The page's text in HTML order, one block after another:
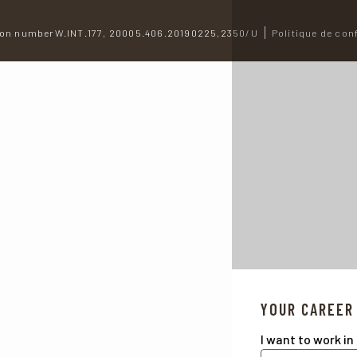
YOUR
I want to work
numberW.INT.177, 20005.406.20190225,2350/U Politique de